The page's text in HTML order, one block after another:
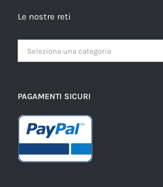
Le nostre reti
Seleziona una categoria
PAGAMENTI SICURI